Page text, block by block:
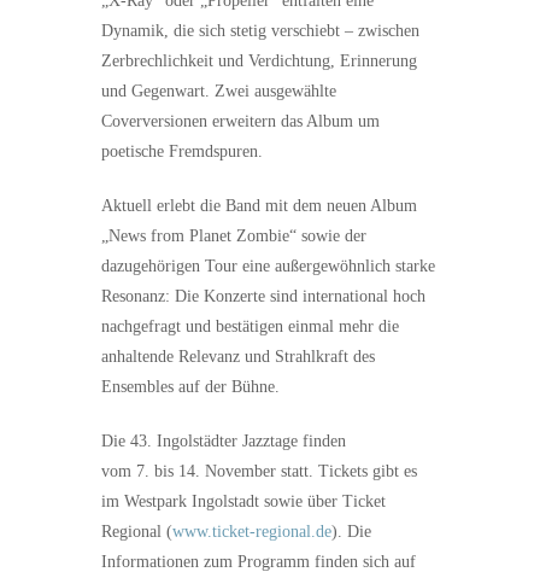
Dynamik, die sich stetig verschiebt – zwischen
Zerbrechlichkeit und Verdichtung, Erinnerung
und Gegenwart. Zwei ausgewählte
Coverversionen erweitern das Album um
poetische Fremdspuren.
Aktuell erlebt die Band mit dem neuen Album
„News from Planet Zombie“ sowie der
dazugehörigen Tour eine außergewöhnlich starke
Resonanz: Die Konzerte sind international hoch
nachgefragt und bestätigen einmal mehr die
anhaltende Relevanz und Strahlkraft des
Ensembles auf der Bühne.
Die 43. Ingolstädter Jazztage finden
vom 7. bis 14. November statt. Tickets gibt es
im Westpark Ingolstadt sowie über Ticket
Regional (www.ticket-regional.de). Die
Informationen zum Programm finden sich auf